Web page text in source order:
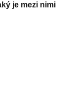
je mezi nimi